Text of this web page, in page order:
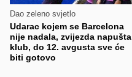
Dao zeleno svjetlo
Udarac kojem se Barcelona
nije nadala, zvijezda napušta
klub, do 12. avgusta sve će
biti gotovo